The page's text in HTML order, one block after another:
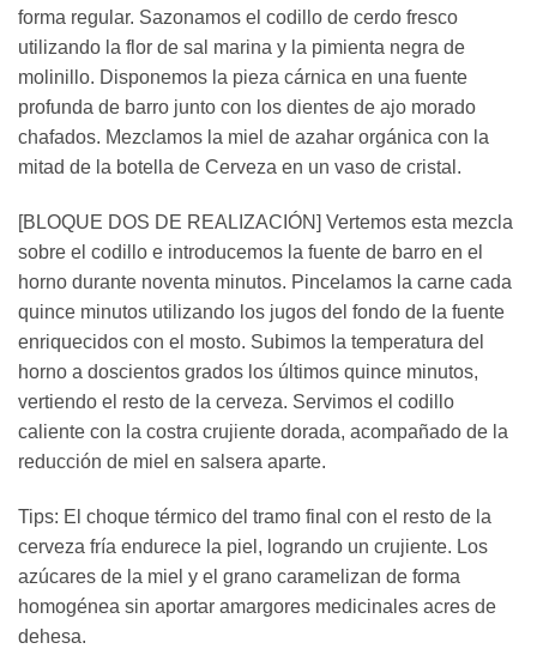
forma regular. Sazonamos el codillo de cerdo fresco
utilizando la flor de sal marina y la pimienta negra de
molinillo. Disponemos la pieza cárnica en una fuente
profunda de barro junto con los dientes de ajo morado
chafados. Mezclamos la miel de azahar orgánica con la
mitad de la botella de Cerveza en un vaso de cristal.
[BLOQUE DOS DE REALIZACIÓN] Vertemos esta mezcla
sobre el codillo e introducemos la fuente de barro en el
horno durante noventa minutos. Pincelamos la carne cada
quince minutos utilizando los jugos del fondo de la fuente
enriquecidos con el mosto. Subimos la temperatura del
horno a doscientos grados los últimos quince minutos,
vertiendo el resto de la cerveza. Servimos el codillo
caliente con la costra crujiente dorada, acompañado de la
reducción de miel en salsera aparte.
Tips: El choque térmico del tramo final con el resto de la
cerveza fría endurece la piel, logrando un crujiente. Los
azúcares de la miel y el grano caramelizan de forma
homogénea sin aportar amargores medicinales acres de
dehesa.